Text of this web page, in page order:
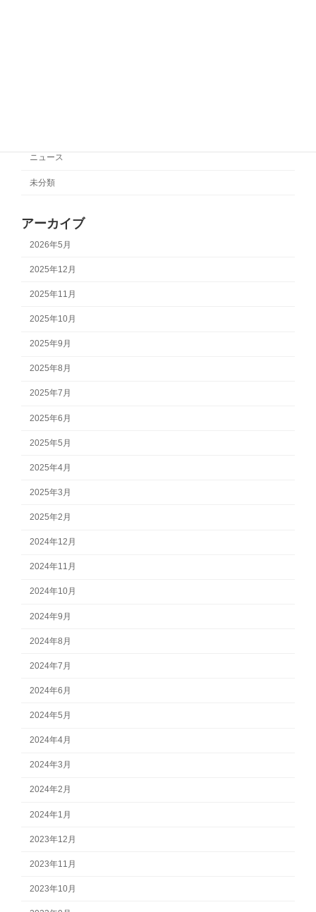
ニュース
未分類
アーカイブ
2026年5月
2025年12月
2025年11月
2025年10月
2025年9月
2025年8月
2025年7月
2025年6月
2025年5月
2025年4月
2025年3月
2025年2月
2024年12月
2024年11月
2024年10月
2024年9月
2024年8月
2024年7月
2024年6月
2024年5月
2024年4月
2024年3月
2024年2月
2024年1月
2023年12月
2023年11月
2023年10月